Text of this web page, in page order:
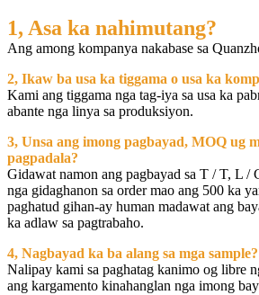
1, Asa ka nahimutang?
Ang among kompanya nakabase sa
2, Ikaw ba usa ka tiggama o usa ka
Kami ang tiggama nga tag-iya sa usa ka
abante nga linya sa produksiyon.
3, Unsa ang imong pagbayad, MOQ ug
pagpadala?
Gidawat namon ang pagbayad sa T / T, L /
nga gidaghanon sa order mao ang 500 ka
paghatud gihan-ay human madawat ang
ka adlaw sa pagtrabaho.
4, Nagbayad ka ba alang sa mga sample?
Nalipay kami sa paghatag kanimo og libre
ang kargamento kinahanglan nga imong